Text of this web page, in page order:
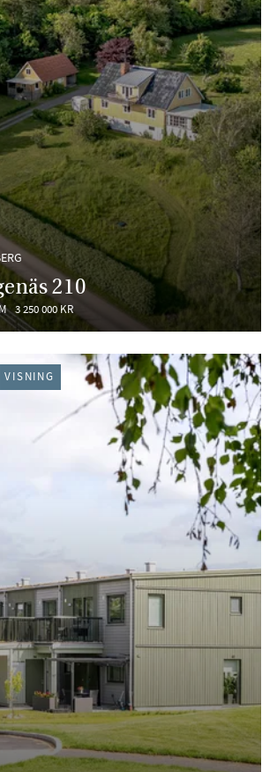
210
3 250 000 KR
VISNING